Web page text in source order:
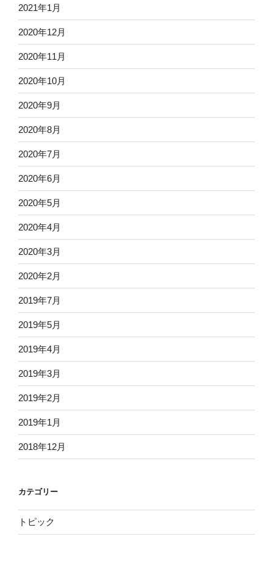
2021年1月
2020年12月
2020年11月
2020年10月
2020年9月
2020年8月
2020年7月
2020年6月
2020年5月
2020年4月
2020年3月
2020年2月
2019年7月
2019年5月
2019年4月
2019年3月
2019年2月
2019年1月
2018年12月
カテゴリー
トピック